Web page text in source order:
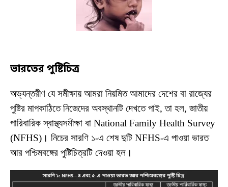
ভারতের পুষ্টিচিত্র
অভ্যন্তরীণ যে সমীক্ষায় আমরা নিয়মিত আমাদের দেশের বা রাজ্যের
পুষ্টির মাপকাঠিতে নিজেদের অবস্থানটি দেখতে পাই, তা হল, জাতীয়
পারিবারিক স্বাস্থ্যসমীক্ষা বা National Family Health Survey
(NFHS)। নিচের সারণি ১-এ শেষ দুটি NFHS-এ পাওয়া ভারত
আর পশ্চিমবঙ্গের পুষ্টিচিত্রটি দেওয়া হল।